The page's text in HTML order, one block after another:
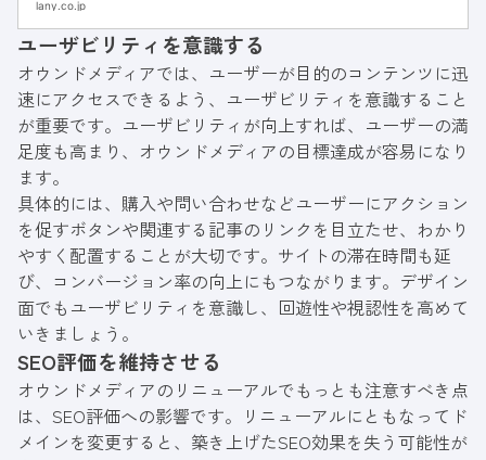
ます。
lany.co.jp
ユーザビリティを意識する
オウンドメディアでは、ユーザーが目的のコンテンツに迅
速にアクセスできるよう、ユーザビリティを意識すること
が重要です。ユーザビリティが向上すれば、ユーザーの満
足度も高まり、オウンドメディアの目標達成が容易になり
ます。
具体的には、購入や問い合わせなどユーザーにアクション
を促すボタンや関連する記事のリンクを目立たせ、わかり
やすく配置することが大切です。サイトの滞在時間も延
び、コンバージョン率の向上にもつながります。デザイン
面でもユーザビリティを意識し、回遊性や視認性を高めて
いきましょう。
SEO評価を維持させる
オウンドメディアのリニューアルでもっとも注意すべき点
は、SEO評価への影響です。リニューアルにともなってド
メインを変更すると、築き上げたSEO効果を失う可能性が